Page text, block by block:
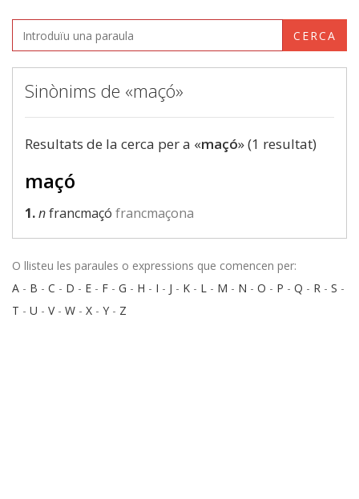
CERCA
Sinònims de «maçó»
Resultats de la cerca per a «maçó» (1 resultat)
maçó
1.nfrancmaçó francmaçona
O llisteu les paraules o expressions que comencen per:
A - B - C - D - E - F - G - H - I - J - K - L - M - N - O - P - Q - R - S -
T - U - V- W - X - Y - Z